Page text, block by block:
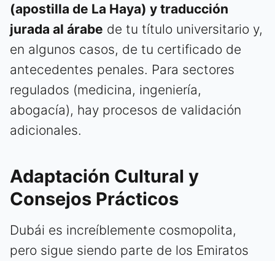
(apostilla de La Haya) y traducción
jurada al árabe de tu título universitario y,
en algunos casos, de tu certificado de
antecedentes penales. Para sectores
regulados (medicina, ingeniería,
abogacía), hay procesos de validación
adicionales.
Adaptación Cultural y
Consejos Prácticos
Dubái es increíblemente cosmopolita,
pero sigue siendo parte de los Emiratos